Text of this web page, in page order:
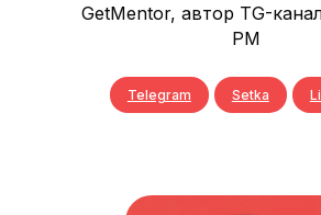
GetMentor, автор TG-
PM
Telegram Setka